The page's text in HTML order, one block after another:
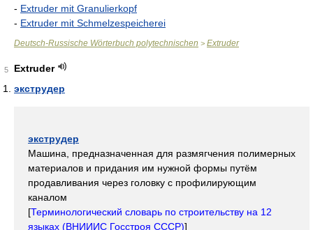
- Extruder mit Granulierkopf
- Extruder mit Schmelzespeicherei
Deutsch-Russische Wörterbuch polytechnischen > Extruder
5
Extruder
экструдер
экструдер
Машина, предназначенная для размягчения полимерных
материалов и придания им нужной формы путём
продавливания через головку с профилирующим
каналом
[Терминологический словарь по строительству на 12
языках (ВНИИИС Госстроя СССР)]